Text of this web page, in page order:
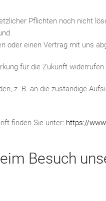
Pflichten noch nicht
oder einen Vertrag mit uns
für die Zukunft widerrufen.
z. B. an die zuständige
finden Sie unter: https://
Besuch